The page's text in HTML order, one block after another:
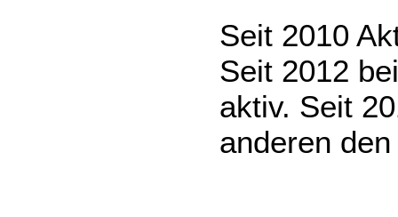
Seit 2010
Seit 2012
aktiv. Seit
anderen